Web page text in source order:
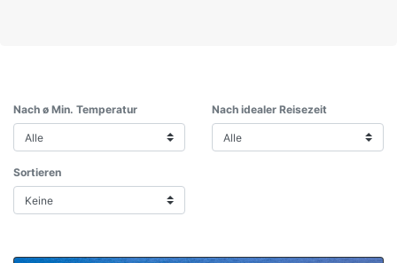
Nach ø Min. Temperatur Nach idealer Reisezeit
Sortieren